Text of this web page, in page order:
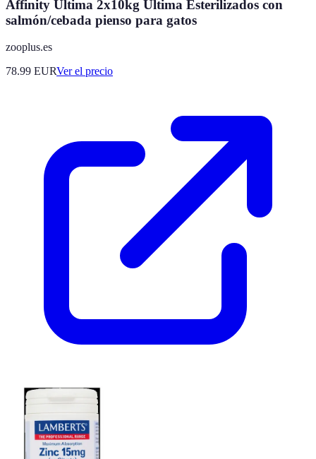
Affinity Ultima 2x10kg Ultima Esterilizados con
salmón/cebada pienso para gatos
zooplus.es
78.99 EURVer el precio